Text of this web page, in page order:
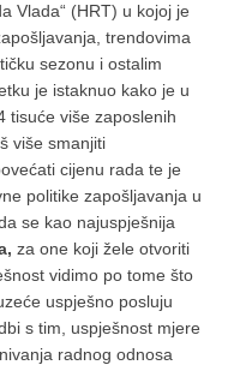
Vlada“ (HRT) u kojoj je
trendovima
sezonu i ostalim
je istaknuo kako je u
tisuće više zaposlenih
više smanjiti
cijenu rada te je
politike zapošljavanja u
se kao najuspješnija
za one koji žele otvoriti
vidimo po tome što
uspješno posluju
s tim, uspješnost mjere
radnog odnosa